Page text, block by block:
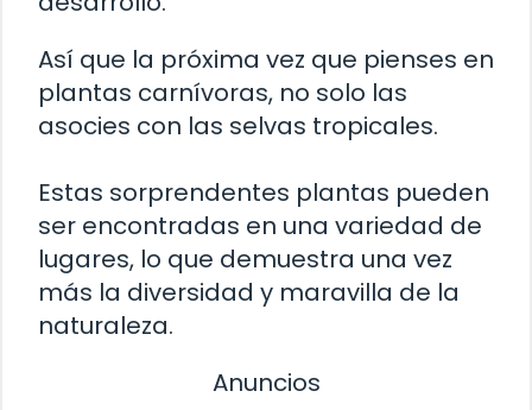
Así que la próxima vez que pienses en
plantas carnívoras, no solo las
asocies con las selvas tropicales.
Estas sorprendentes plantas pueden
ser encontradas en una variedad de
lugares, lo que demuestra una vez
más la diversidad y maravilla de la
naturaleza.
Anuncios